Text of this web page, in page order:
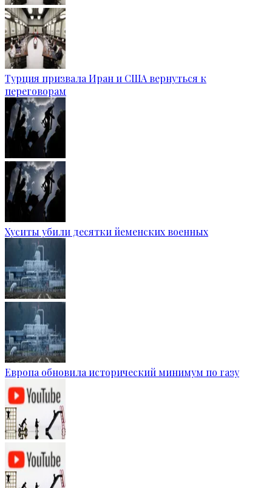
Турция призвала Иран и США вернуться к
переговорам
Хуситы убили десятки йеменских военных
Европа обновила исторический минимум по газу